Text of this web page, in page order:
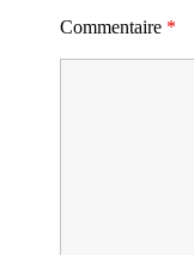
Commentaire *